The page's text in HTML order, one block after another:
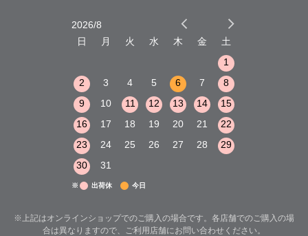
2026/8
日
月 火 水 木 金
土
1
2
3 4 5 6 7
8
9
10 11 12 13 14
15
16
17 18 19 20 21
22
23
24 25 26 27 28
29
30
31
※ 出荷休 今日
※上記はオンラインショップでのご購入の場合です。各店舗でのご購入の場
合は異なりますので、ご利用店舗にお問い合わせください。